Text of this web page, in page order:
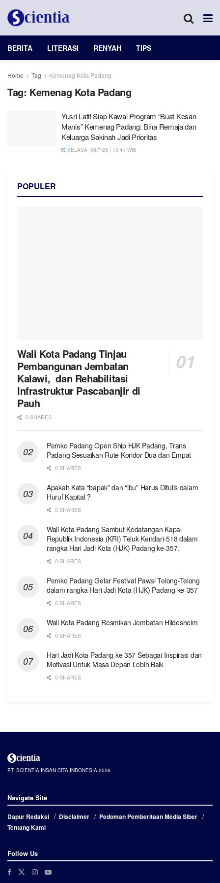
BERITA LITERASI RENYAH TIPS
Home Tag Kemenag Kota Padang
Tag: Kemenag Kota Padang
Yusri Latif Siap Kawal Program “Buat Kesan
Manis” Kemenag Padang: Bina Remaja dan
Keluarga Sakinah Jadi Prioritas
SELASA, 08/7/25 | 13:41 WIB
POPULER
Wali Kota Padang Tinjau
Pembangunan Jembatan
Kalawi, dan Rehabilitasi
Infrastruktur Pascabanjir di
Pauh
0 SHARES
Pemko Padang Open Ship HJK Padang, Trans
Padang Sesuaikan Rute Koridor Dua dan Empat
0 SHARES
Apakah Kata “bapak” dan “ibu” Harus Ditulis dalam
Huruf Kapital ?
0 SHARES
Wali Kota Padang Sambut Kedatangan Kapal
Republik Indonesia (KRI) Teluk Kendari-518 dalam
rangka Hari Jadi Kota (HJK) Padang ke-357.
0 SHARES
Pemko Padang Gelar Festival Pawai Telong-Telong
dalam rangka Hari Jadi Kota (HJK) Padang ke-357
0 SHARES
Wali Kota Padang Resmikan Jembatan Hildesheim
0 SHARES
Hari Jadi Kota Padang ke 357 Sebagai Inspirasi dan
Motivasi Untuk Masa Depan Lebih Baik
0 SHARES
PT. SCIENTIA INSAN CITA INDONESIA 2026
Navigate Site
Dapur Redaksi Disclaimer
Pedoman Pemberitaan Media Siber
Tentang Kami
Follow Us